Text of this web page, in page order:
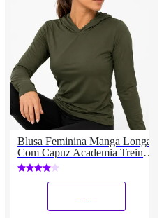
Blusa Feminina Manga Longa
Com Capuz Academia Treino
Poliéster Premium